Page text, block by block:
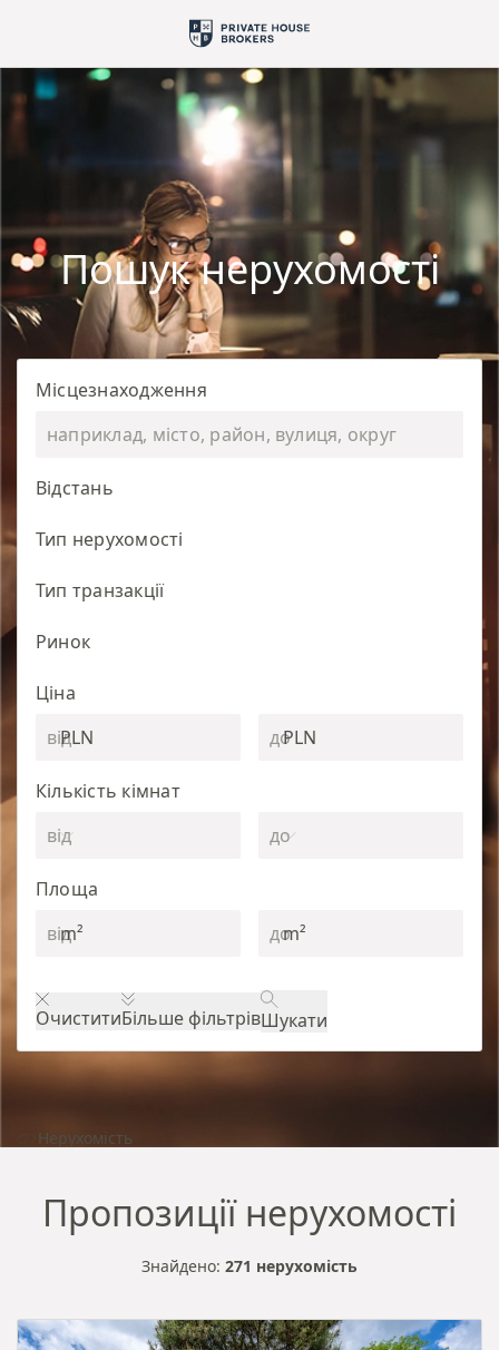
Пошук нерухомості
Місцезнаходження
Відстань
Тип нерухомості
Тип транзакції
Ринок
Ціна
PLN
PLN
Кількість кімнат
Площа
m²
m²
ОчиститиБільше фільтрівШукати
Нерухомість
Пропозиції нерухомості
Знайдено: 271 нерухомість